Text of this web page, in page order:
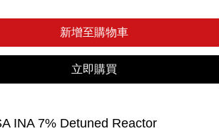
新增至購物車
立即購買
INA 7% Detuned Reactor